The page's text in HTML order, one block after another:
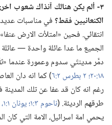
٣-‏ ألم يكن هنالك آنذاك شعوب
الكنعانيين فقط؟‏في مناسبات
انتقائي.‏ فحين «امتلأت الارض
الجميع ما عدا عائلة واحدة —‏
دمَّر مدينتَي سدوم وعمورة عندما
١٨:‏٢٠؛‏
‏)‏ كما انه دان
رغم انه كان قد عفا عن تلك
طرقهم الرديئة.‏ (‏ناحوم ٣:‏١؛‏ يونان ١:‏١،‏ ٢؛‏
يحمي امة اسرائيل،‏ الامة التي كان